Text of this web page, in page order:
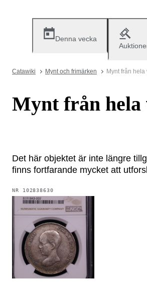
Denna vecka
Catawiki Mynt och frimärken Mynt från hela
Mynt från hela
Det här objektet är inte längre
finns fortfarande mycket att
NR 102838630